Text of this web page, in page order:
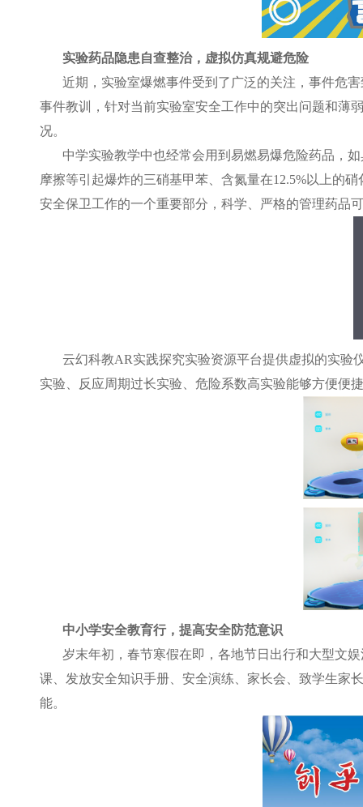
实验药品隐患自查整治，虚拟仿真规避危险
近期，实验室爆燃事件受到了广泛的关注，事件危
事件教训，针对当前实验室安全工作中的突出问题和薄
况。
中学实验教学中也经常会用到易燃易爆危险药品，
摩擦等引起爆炸的三硝基甲苯、含氮量在12.5%以上的
安全保卫工作的一个重要部分，科学、严格的管理药品
云幻科教AR实践探究实验资源平台提供虚拟的实验
实验、反应周期过长实验、危险系数高实验能够方便便
中小学安全教育行，提高安全防范意识
岁末年初，春节寒假在即，各地节日出行和大型文
课、发放安全知识手册、安全演练、家长会、致学生家
能。